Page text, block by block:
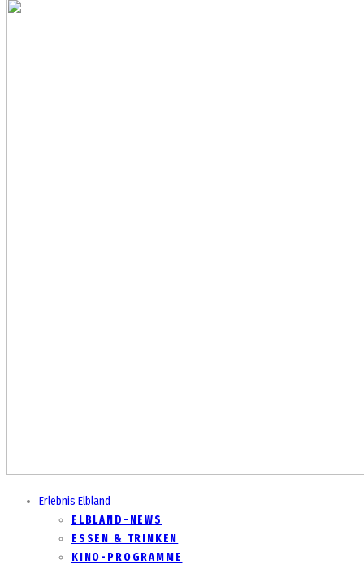
Erlebnis Elbland
ELBLAND-NEWS
ESSEN & TRINKEN
KINO-PROGRAMME